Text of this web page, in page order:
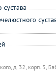
д. 32, корп. 3,
сустава